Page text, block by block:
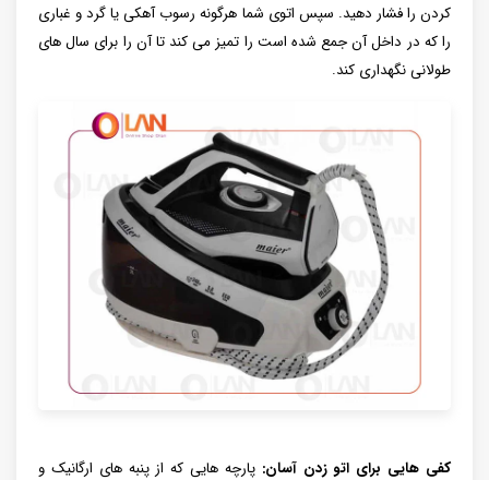
کردن را فشار دهید. سپس اتوی شما هرگونه رسوب آهکی یا گرد و غباری
را که در داخل آن جمع شده است را تمیز می کند تا آن را برای سال های
طولانی نگهداری کند.
کفی هایی برای اتو زدن آسان: پارچه هایی که از پنبه های ارگانیک و